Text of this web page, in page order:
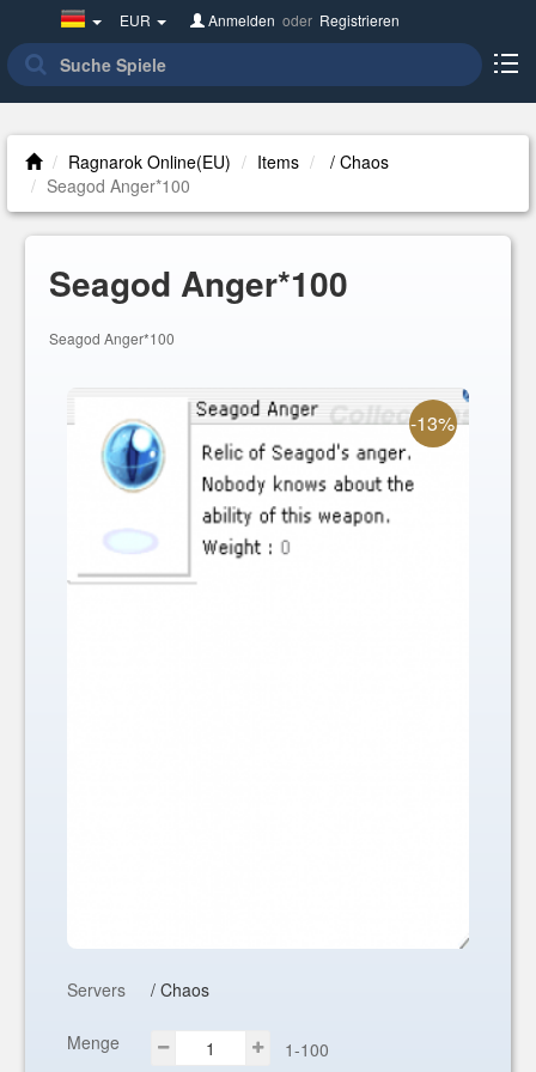
Germany(Deutsch)
EUR Anmelden oder Registrieren
Ragnarok Online(EU) Items
/ Chaos
Seagod Anger*100
Seagod Anger*100
Seagod Anger*100
-13%
Servers / Chaos
Menge 1-100